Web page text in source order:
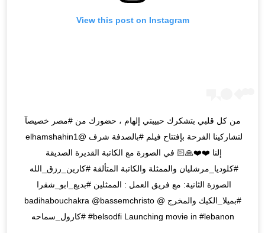
View this post on Instagram
من كل قلبي بتشكرك حبيبتي إلهام ، حضورك من #مصر خصيصآ
إلنا ❤️❤️🙏🏻 في الصورة مع الكاتبة القديرة الصديقة
#كلوديا_مرشليان والممثلة والكاتبة المتألقة #كارين_رزق_الله
الصوزة الثانية: مع فريق العمل : الممثلين #بديع_ابو_شقرا
#بميلا_الكيك والمخرج @badihabouchakra @bassemchristo
#belsodfi Launching movie in #lebanon #كارول_سماحه